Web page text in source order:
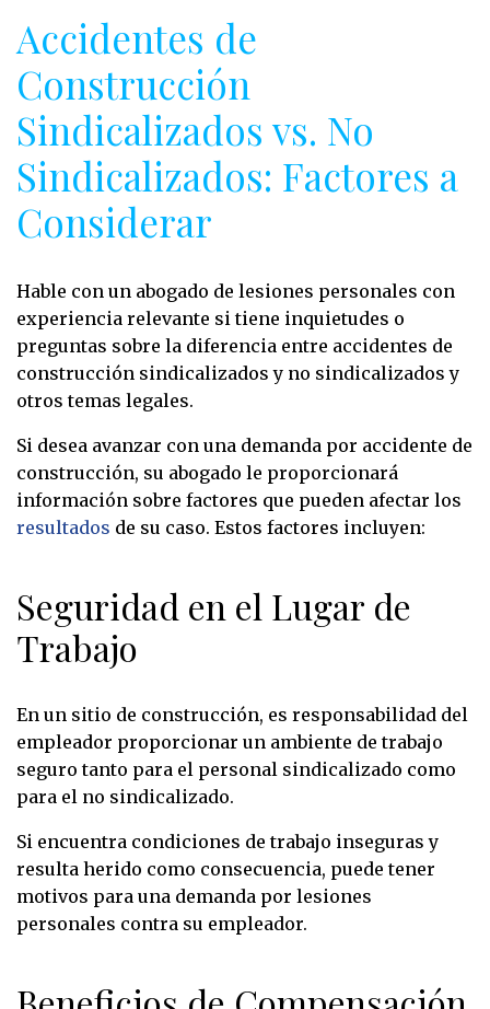
Accidentes de
Construcción
Sindicalizados vs. No
Sindicalizados: Factores a
Considerar
Hable con un abogado de lesiones personales con
experiencia relevante si tiene inquietudes o
preguntas sobre la diferencia entre accidentes de
construcción sindicalizados y no sindicalizados y
otros temas legales.
Si desea avanzar con una demanda por accidente de
construcción, su abogado le proporcionará
información sobre factores que pueden afectar los
resultados de su caso. Estos factores incluyen:
Seguridad en el Lugar de
Trabajo
En un sitio de construcción, es responsabilidad del
empleador proporcionar un ambiente de trabajo
seguro tanto para el personal sindicalizado como
para el no sindicalizado.
Si encuentra condiciones de trabajo inseguras y
resulta herido como consecuencia, puede tener
motivos para una demanda por lesiones
personales contra su empleador.